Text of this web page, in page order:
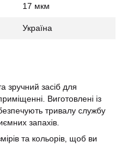
17 мкм
Україна
зручний засіб для
Виготовлені із
тривалу службу
запахів.
та кольорів, щоб ви